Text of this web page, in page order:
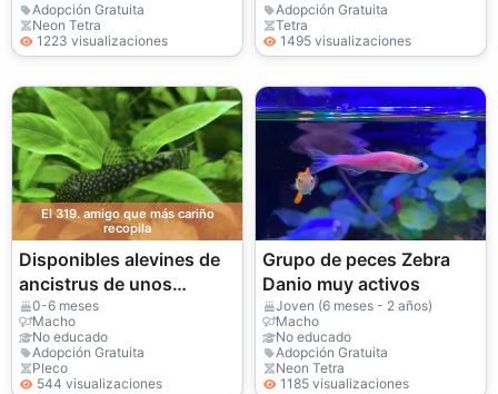
Adopción Gratuita
Neon Tetra
1223 visualizaciones
Adopción Gratuita
Tetra
1495 visualizaciones
El 319. amigo que más cariño
recopila
Disponibles alevines de
ancistrus de unos
diferentes tamaños.
0-6 meses
Macho
No educado
Adopción Gratuita
Pleco
544 visualizaciones
Grupo de peces Zebra
Danio muy activos
Joven (6 meses - 2 años)
Macho
No educado
Adopción Gratuita
Neon Tetra
1185 visualizaciones